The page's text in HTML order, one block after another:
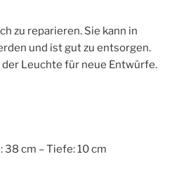
zu reparieren. Sie kann in
und ist gut zu entsorgen.
der Leuchte für neue Entwürfe.
38 cm – Tiefe: 10 cm